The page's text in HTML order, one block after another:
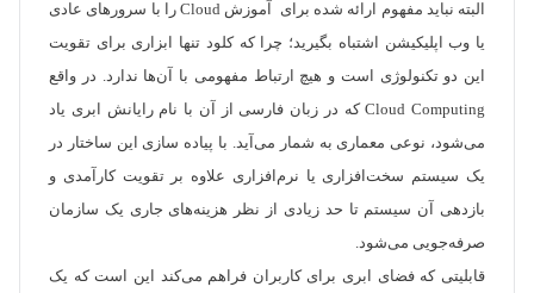
البته نباید مفهوم ارائه شده برای آموزش Cloud را با سرورهای عادی
یا وب اپلیکیشن اشتباه بگیرید؛ چرا که کلود تنها ابزاری برای تقویت
این دو تکنولوژی است و هیچ ارتباط مفهومی با آن‌ها ندارد. در واقع
Cloud Computing که در زبان فارسی از آن با نام رایانش ابری یاد
می‌شود، نوعی معماری به شمار می‌آید. با پیاده سازی این ساختار در
یک سیستم سخت‌افزاری یا نرم‌افزاری علاوه بر تقویت کارآمدی و
بازدهی آن سیستم تا حد زیادی از نظر هزینه‌های جاری یک سازمان
صرفه‌جویی می‌شود.
قابلیتی که فضای ابری برای کاربران فراهم می‌کند این است که یک